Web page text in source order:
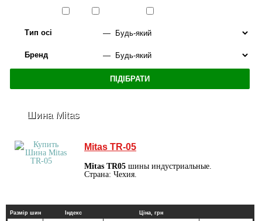
Тип осі
Бренд
Шина Mitas
Mitas TR-05
Mitas TR05 шины индустриальные.
Страна: Чехия.
Размір шин Індекс Ціна, грн